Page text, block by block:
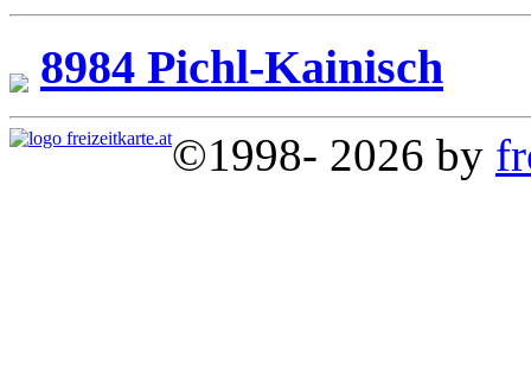
8984 Pichl-Kainisch
©1998- 2026 by